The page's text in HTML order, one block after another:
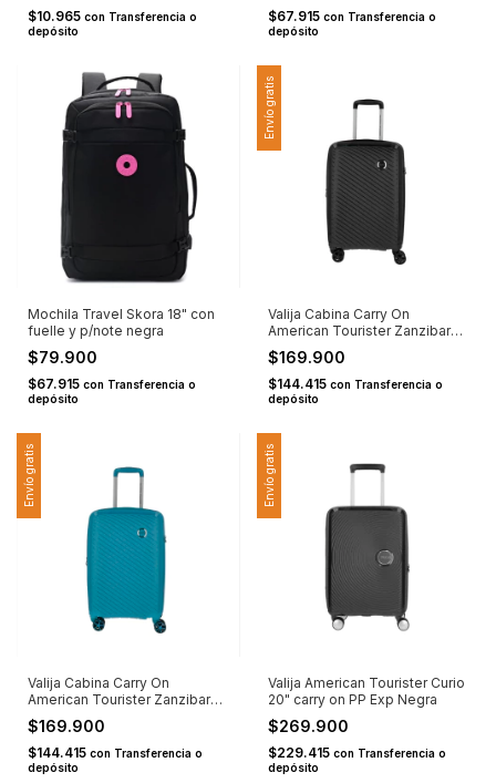
$10.965 con Transferencia o
depósito
$67.915 con Transferencia o
depósito
Mochila Travel Skora 18" con
fuelle y p/note negra
$79.900
$67.915 con Transferencia o
depósito
Envío gratis
Valija Cabina Carry On
American Tourister Zanzibar
20" PP Negra
$169.900
$144.415 con Transferencia o
depósito
Envío gratis
Valija Cabina Carry On
American Tourister Zanzibar
20" PP Turquesa
$169.900
$144.415 con Transferencia o
depósito
Envío gratis
Valija American Tourister Curio
20" carry on PP Exp Negra
$269.900
$229.415 con Transferencia o
depósito